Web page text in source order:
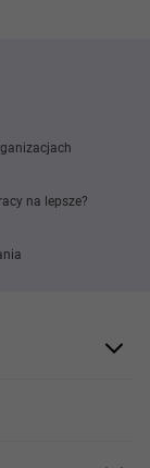
na lepsze?